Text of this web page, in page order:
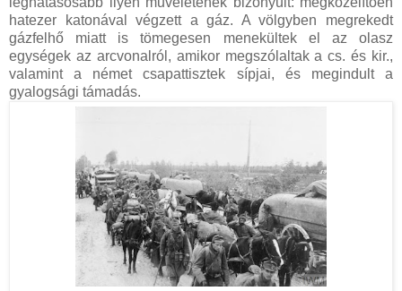
hatezer katonával végzett a gáz. A völgyben megrekedt
gázfelhő miatt is tömegesen menekültek el az olasz
egységek az arcvonalról, amikor megszólaltak a cs. és kir.,
valamint a német csapattisztek sípjai, és megindult a
gyalogsági támadás.